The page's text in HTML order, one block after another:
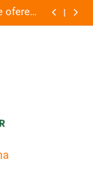
Antarctica +